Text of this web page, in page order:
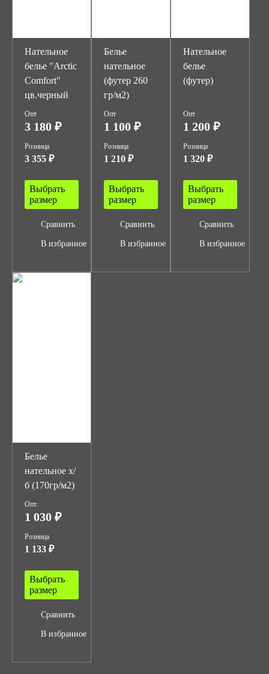
Нательное
белье "Arctic
Comfort"
цв.черный
Опт
3 180 ₽
Розница
3 355 ₽
Выбрать
размер
Сравнить
В избранное
Белье
нательное
(футер 260
гр/м2)
Опт
1 100 ₽
Розница
1 210 ₽
Выбрать
размер
Сравнить
В избранное
Нательное
белье
(футер)
Опт
1 200 ₽
Розница
1 320 ₽
Выбрать
размер
Сравнить
В избранное
Белье
нательное х/
б (170гр/м2)
Опт
1 030 ₽
Розница
1 133 ₽
Выбрать
размер
Сравнить
В избранное